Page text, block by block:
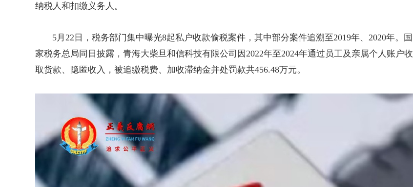
纳税人和扣缴义务人。
5月22日，税务部门集中曝光8起私户收款偷税案件，其中部分案件追溯至2019年、2020年。国
家税务总局同日披露，青海大柴旦和信科技有限公司因2022年至2024年通过员工及亲属个人账户收
取货款、隐匿收入，被追缴税费、加收滞纳金并处罚款共456.48万元。